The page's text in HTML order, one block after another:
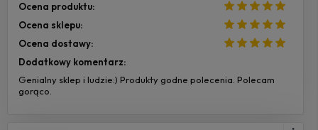
Ocena produktu:
Ocena sklepu:
Ocena dostawy:
Dodatkowy komentarz:
Genialny sklep i ludzie:) Produkty godne polecenia. Polecam
gorąco.